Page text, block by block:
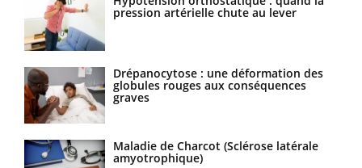
pression artérielle chute au lever
Drépanocytose : une déformation des
globules rouges aux conséquences
graves
Maladie de Charcot (Sclérose latérale
amyotrophique)